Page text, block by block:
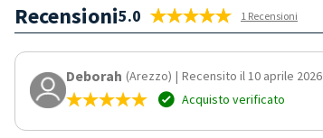
Recensioni5.0 1 Recensioni
Deborah (Arezzo) | Recensito il 10 aprile 2026
Acquisto verificato